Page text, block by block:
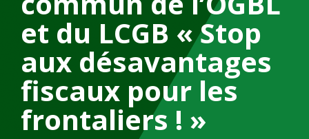
Assistance au Travail
Vos droits
et du LCGB « Stop
aux désavantages
fiscaux pour les
frontaliers ! »